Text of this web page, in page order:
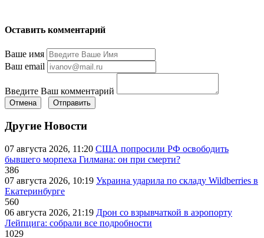
Оставить комментарий
Ваше имя
Ваш email
Введите Ваш комментарий
Отмена Отправить
Другие Новости
07 августа 2026, 11:20 США попросили РФ освободить
бывшего морпеха Гилмана: он при смерти?
386
07 августа 2026, 10:19 Украина ударила по складу Wildberries в
Екатеринбурге
560
06 августа 2026, 21:19 Дрон со взрывчаткой в аэропорту
Лейпцига: собрали все подробности
1029